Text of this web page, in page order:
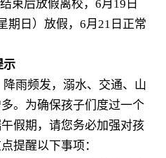
束后放假离校，6月19日
期日）放假，6月21日正常
示
雨频发，溺水、交通、山
。为确保孩子们度过一个
假期，请您务必加强对孩
提醒以下事项：